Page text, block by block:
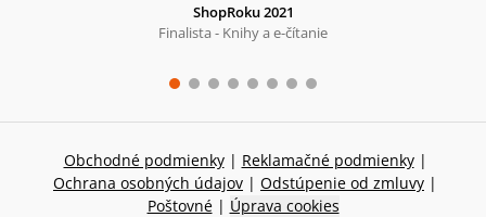
ShopRoku 2021
Finalista - Knihy a e-čítanie
Obchodné podmienky | Reklamačné podmienky |
Ochrana osobných údajov | Odstúpenie od zmluvy |
Poštovné | Úprava cookies